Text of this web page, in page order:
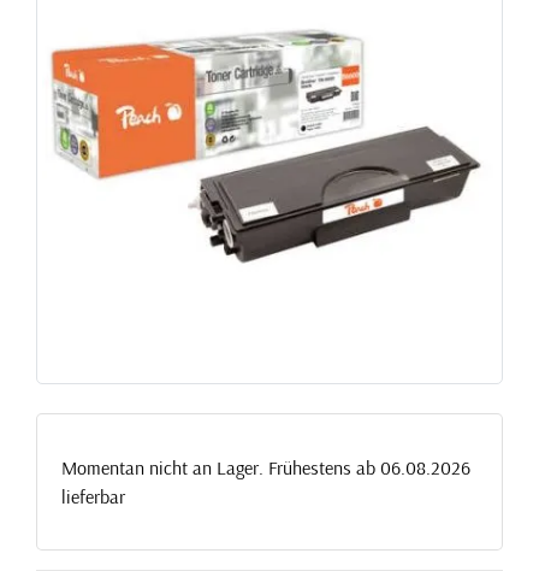
Momentan nicht an Lager. Frühestens ab 06.08.2026
lieferbar